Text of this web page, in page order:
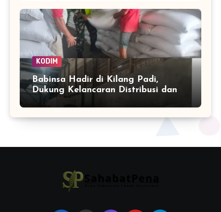
KODIM
Babinsa Hadir di Kilang Padi,
Dukung Kelancaran Distribusi dan
Ketahanan Pangan Warga